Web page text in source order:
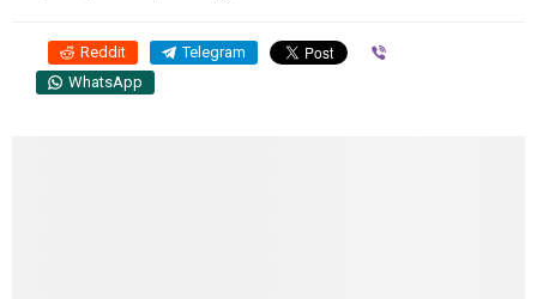
Reddit Telegram
WhatsApp